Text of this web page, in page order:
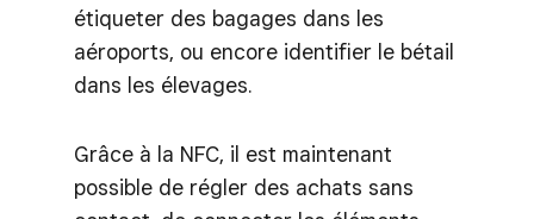
étiqueter des bagages dans les
aéroports, ou encore identifier le bétail
dans les élevages.
Grâce à la NFC, il est maintenant
possible de régler des achats sans